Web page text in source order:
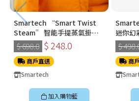
Smartech “Smart Twist
Steam” 智能手提蒸氣掛燙
機 (SS-8108)
$ 698.0 $ 248.0
商戶直送
Smartech
加入購物籃
迷你幻
8009)
$
商